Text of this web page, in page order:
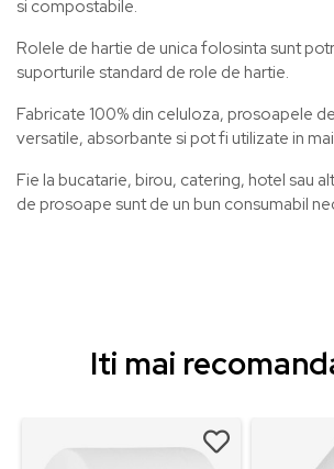
si compostabile.
Rolele de hartie de unica folosinta sunt
suporturile standard de role de hartie.
Fabricate 100% din celuloza, prosoapele
versatile, absorbante si pot fi utilizate in
Fie la bucatarie, birou, catering, hotel sau
de prosoape sunt de un bun consumabil
Iti mai